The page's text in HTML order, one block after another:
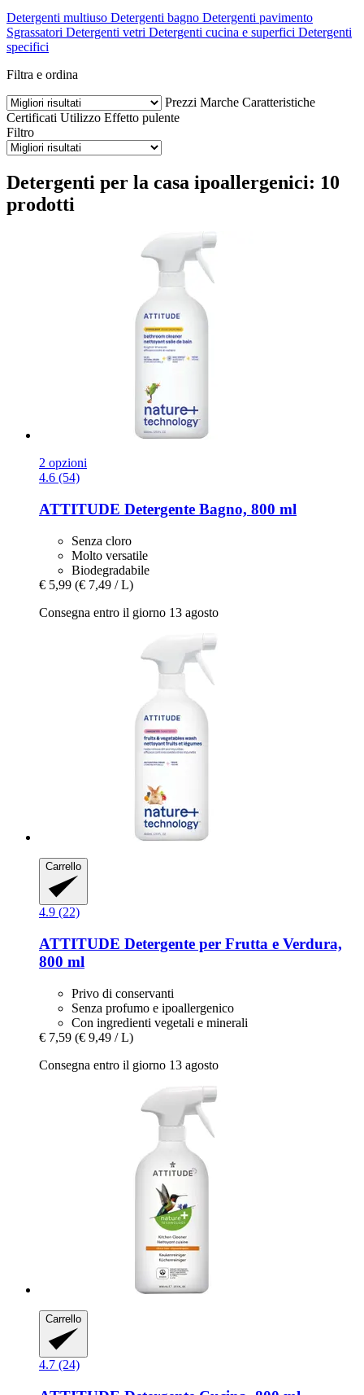
Detergenti multiuso Detergenti bagno Detergenti pavimento
Sgrassatori Detergenti vetri Detergenti cucina e superfici Detergenti
specifici
Filtra e ordina
Prezzi Marche Caratteristiche
Certificati Utilizzo Effetto pulente
Filtro
Detergenti per la casa ipoallergenici: 10
prodotti
2 opzioni
4.6 (54)
ATTITUDE Detergente Bagno, 800 ml
Senza cloro
Molto versatile
Biodegradabile
€ 5,99 (€ 7,49 / L)
Consegna entro il giorno 13 agosto
Carrello
4.9 (22)
ATTITUDE Detergente per Frutta e Verdura,
800 ml
Privo di conservanti
Senza profumo e ipoallergenico
Con ingredienti vegetali e minerali
€ 7,59 (€ 9,49 / L)
Consegna entro il giorno 13 agosto
Carrello
4.7 (24)